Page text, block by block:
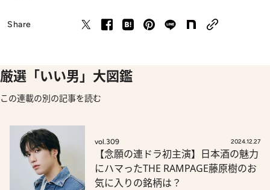
Share
厳選「いい男」大図鑑
この連載の別の記事を読む
vol.309 2024.12.27
【念願の連ドラ初主演】日本酒の魅力
にハマったTHE RAMPAGE藤原樹のお
気に入りの銘柄は？